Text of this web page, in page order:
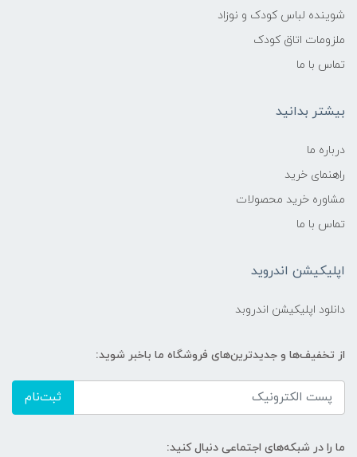
شوینده لباس کودک و نوزاد
ملزومات اتاق کودک
تماس با ما
بیشتر بدانید
درباره ما
راهنمای خرید
مشاوره خرید محصولات
تماس با ما
اپلیکیشن اندروید
دانلود اپلیکیشن اندروبد
از تخفیف‌ها و جدیدترین‌های فروشگاه ما باخبر شوید:
ثبت‌نام
ما را در شبکه‌های اجتماعی دنبال کنید: